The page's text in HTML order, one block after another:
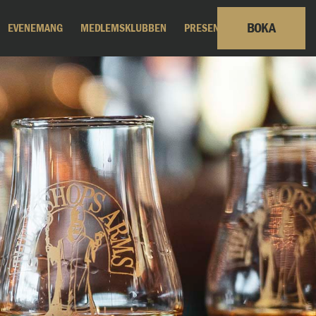
EVENEMANG MEDLEMSKLUBBEN PRESENTKORT BOKA